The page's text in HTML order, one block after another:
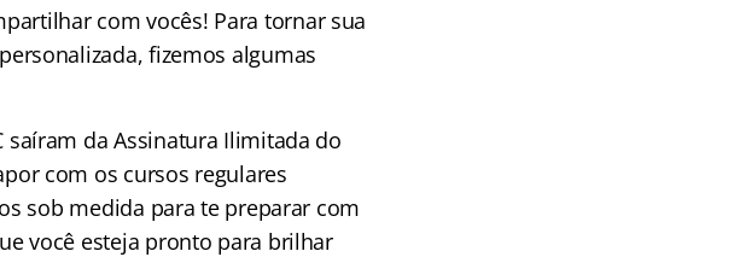
com vocês! Para tornar sua
fizemos algumas
saíram da Assinatura Ilimitada do
com os cursos regulares
sob medida para te preparar com
você esteja pronto para brilhar